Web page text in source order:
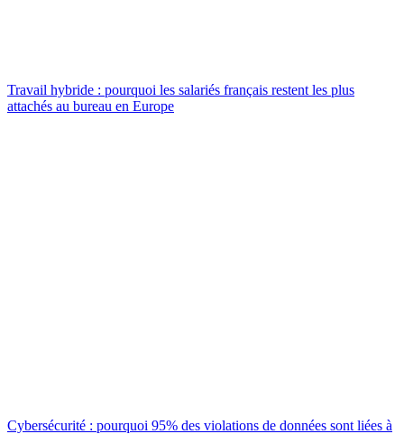
Travail hybride : pourquoi les salariés français restent les plus
attachés au bureau en Europe
Cybersécurité : pourquoi 95% des violations de données sont liées à